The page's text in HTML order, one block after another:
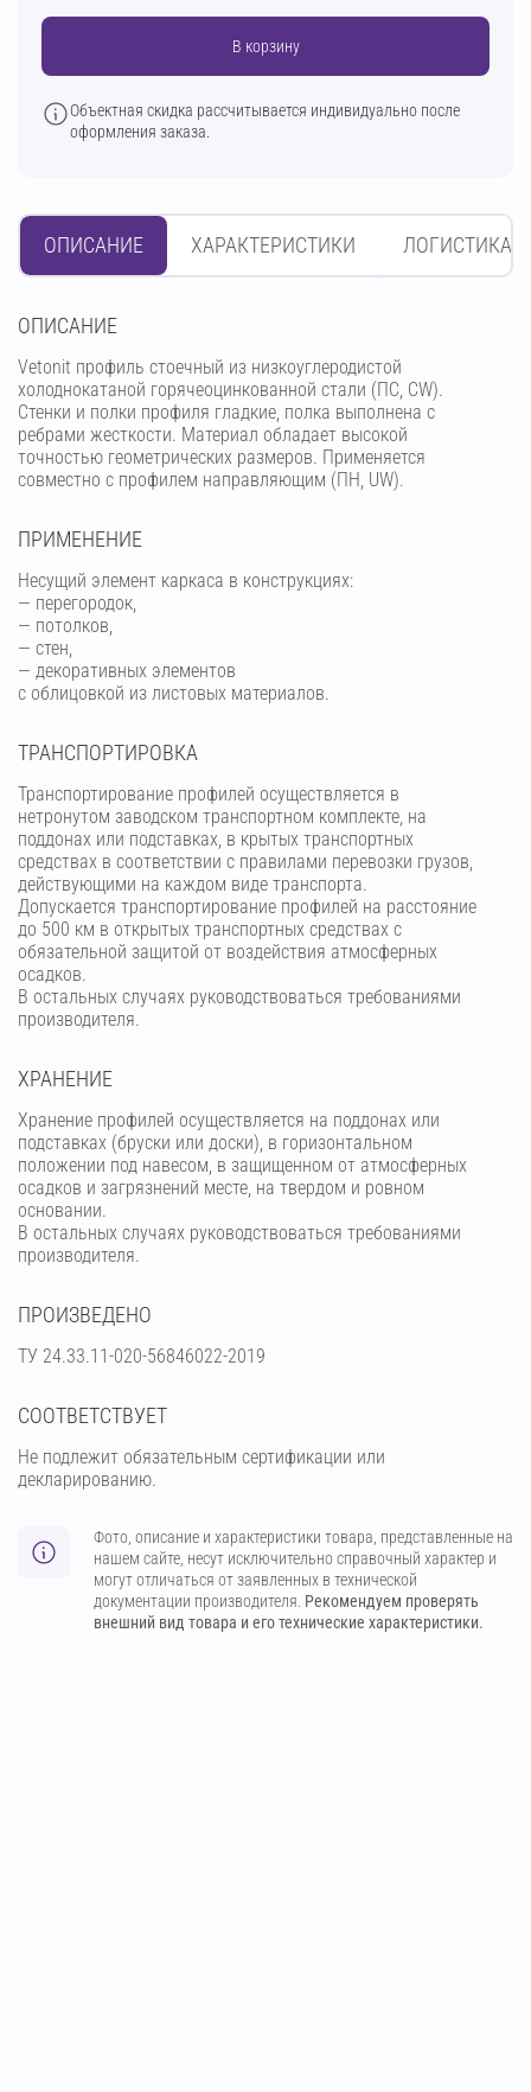
В корзину
Объектная скидка рассчитывается индивидуально после
оформления заказа.
ОПИСАНИЕ ХАРАКТЕРИСТИКИ ЛОГИСТИКА
OПИСАНИЕ
Vetonit профиль стоечный из низкоуглеродистой
холоднокатаной горячеоцинкованной стали (ПС, CW).
Стенки и полки профиля гладкие, полка выполнена с
ребрами жесткости. Материал обладает высокой
точностью геометрических размеров. Применяется
совместно с профилем направляющим (ПН, UW).
ПРИМЕНЕНИЕ
Несущий элемент каркаса в конструкциях:
— перегородок,
— потолков,
— стен,
— декоративных элементов
с облицовкой из листовых материалов.
ТРАНСПОРТИРОВКА
Транспортирование профилей осуществляется в
нетронутом заводском транспортном комплекте, на
поддонах или подставках, в крытых транспортных
средствах в соответствии с правилами перевозки грузов,
действующими на каждом виде транспорта.
Допускается транспортирование профилей на расстояние
до 500 км в открытых транспортных средствах с
обязательной защитой от воздействия атмосферных
осадков.
В остальных случаях руководствоваться требованиями
производителя.
ХРАНЕНИЕ
Хранение профилей осуществляется на поддонах или
подставках (бруски или доски), в горизонтальном
положении под навесом, в защищенном от атмосферных
осадков и загрязнений месте, на твердом и ровном
основании.
В остальных случаях руководствоваться требованиями
производителя.
ПРОИЗВЕДЕНО
ТУ 24.33.11-020-56846022-2019
СООТВЕТСТВУЕТ
Не подлежит обязательным сертификации или
декларированию.
Фото, описание и характеристики товара, представленные на
нашем сайте, несут исключительно справочный характер и
могут отличаться от заявленных в технической
документации производителя. Рекомендуем проверять
внешний вид товара и его технические характеристики.